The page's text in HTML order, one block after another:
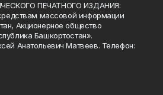
ПЕЧАТНОГО ИЗДАНИЯ:
массовой информации
Акционерное общество
Башкортостан».
Анатольевич Матвеев. Телефон: